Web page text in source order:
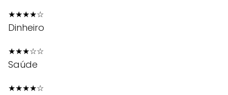
★★★★☆
Dinheiro
★★★☆☆
Saúde
★★★★☆